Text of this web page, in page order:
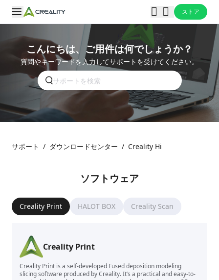
ストア
こんにちは、ご用件は何でしょうか？
質問やキーワードを入力してサポートを受けてください。
サポート / ダウンロードセンター / Creality Hi
ソフトウェア
Creality Print HALOT BOX Creality Scan
Creality Print
Creality Print is a self-developed Fused deposition modeling
slicing software produced by Creality. It’s a practical and easy-to-